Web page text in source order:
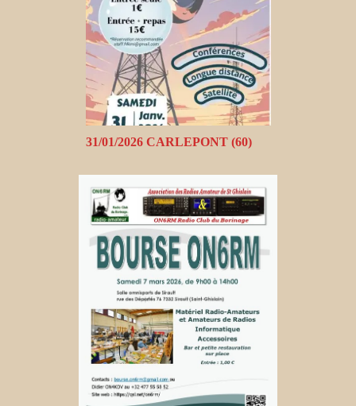
31/01/2026 CARLEPONT (60)